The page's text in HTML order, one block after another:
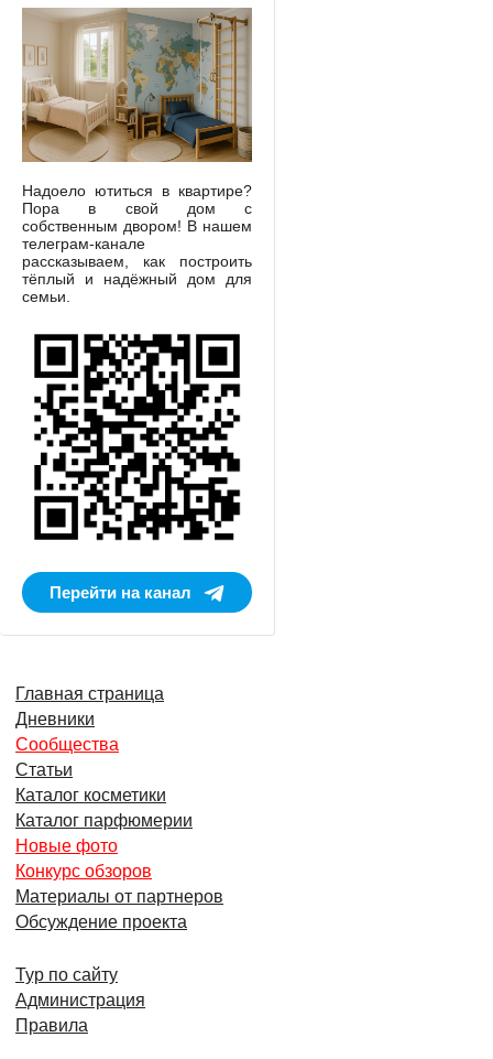
Надоело ютиться в квартире?
Пора в свой дом с
собственным двором! В нашем
телеграм-канале
рассказываем, как построить
тёплый и надёжный дом для
семьи.
Перейти на канал
Главная страница
Дневники
Сообщества
Статьи
Каталог косметики
Каталог парфюмерии
Новые фото
Конкурс обзоров
Материалы от партнеров
Обсуждение проекта
Тур по сайту
Администрация
Правила